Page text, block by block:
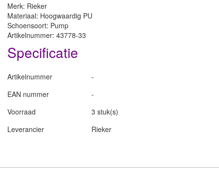
Merk: Rieker
Materiaal: Hoogwaardig PU
Schoensoort: Pump
Artikelnummer: 43778-33
Specificatie
Artikelnummer
-
EAN nummer
-
Voorraad
3 stuk(s)
Leverancier
Rieker